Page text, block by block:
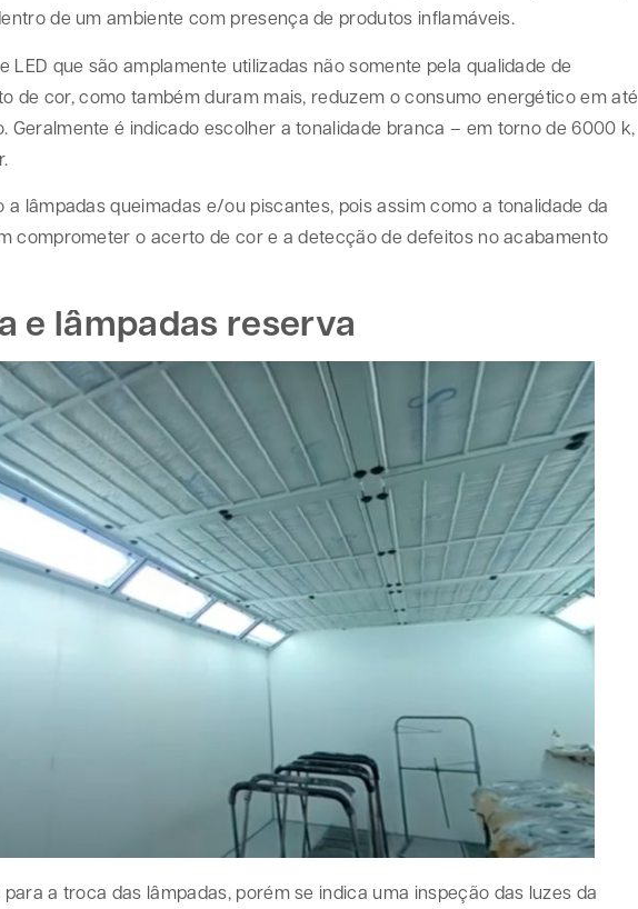
de um ambiente com presença de produtos inflamáveis.
LED que são amplamente utilizadas não somente pela qualidade de
de cor, como também duram mais, reduzem o consumo energético em até
Geralmente é indicado escolher a tonalidade branca – em torno de 6000 k,
lâmpadas queimadas e/ou piscantes, pois assim como a tonalidade da
comprometer o acerto de cor e a detecção de defeitos no acabamento
e lâmpadas reserva
a troca das lâmpadas, porém se indica uma inspeção das luzes da